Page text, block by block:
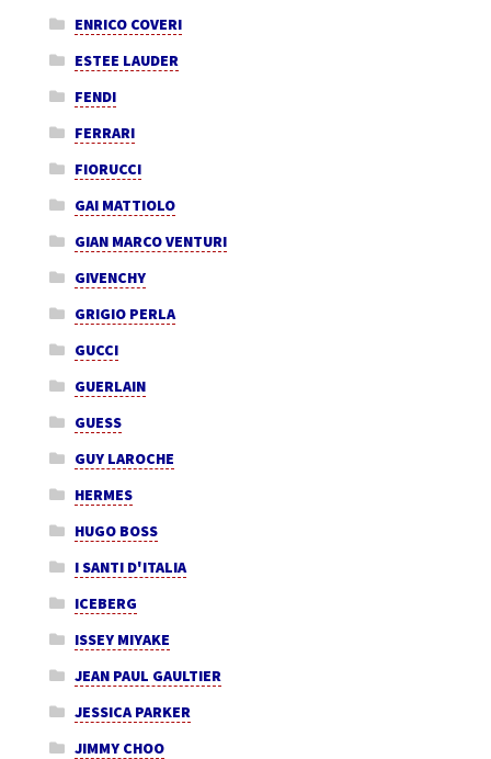
ENRICO COVERI
ESTEE LAUDER
FENDI
FERRARI
FIORUCCI
GAI MATTIOLO
GIAN MARCO VENTURI
GIVENCHY
GRIGIO PERLA
GUCCI
GUERLAIN
GUESS
GUY LAROCHE
HERMES
HUGO BOSS
I SANTI D'ITALIA
ICEBERG
ISSEY MIYAKE
JEAN PAUL GAULTIER
JESSICA PARKER
JIMMY CHOO